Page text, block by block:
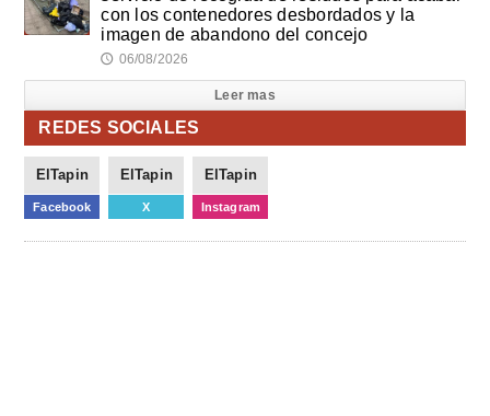
con los contenedores desbordados y la
imagen de abandono del concejo
🕔 06/08/2026
Leer mas
REDES SOCIALES
ElTapin
Facebook
ElTapin
X
ElTapin
Instagram